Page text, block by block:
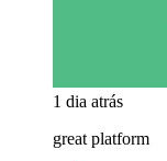
1 dia atrás
great platform